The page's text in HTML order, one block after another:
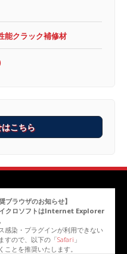
能クラック補修材
こちら
ラウザのお知らせ】
クロソフトはInternet Explorer
感染・プラグインが利用できない
すので、以下の「Safari 」
ことを推奨いたします。